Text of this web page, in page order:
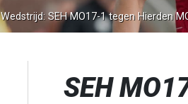
Wedstrijd: SEH MO17-1 tegen Hierden
SEH